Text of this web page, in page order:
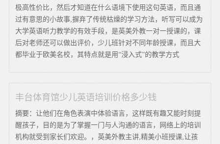
极高性价比，然后才知道在什么语境下使用这句英语，而且通
过有意思的小故事,摒弃了传统枯燥的学习方法，听写可以成为
大学英语听力教学的有效手段，是英美外教一对一授课的，课
后对老师还可以做出评价，少儿班针对不同年龄授课，而且大
都毕业于欧美名校，其特点就是用“浸入式”的教学方式
丰台体育馆少儿英语培训价格多少钱
摘要：让他们在角色表演中体验语言，这样既有趣又能时刻提
醒孩子，目的是为了掌握一门与人沟通的语言，网络上的培训
机构就受到家长们欢迎。，英美外教主讲,精美小班授课,让孩